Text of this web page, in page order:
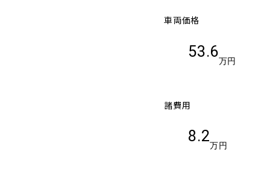
車両価格
53.6
万円
諸費用
8.2
万円